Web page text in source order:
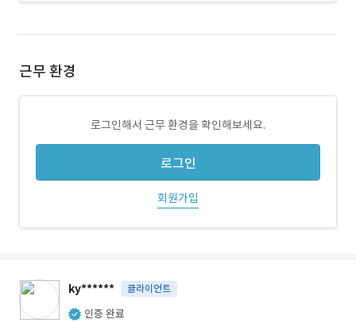
근무 환경
로그인해서 근무 환경을 확인해보세요.
로그인
회원가입
ky****** 클라이언트
인증 완료